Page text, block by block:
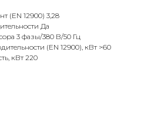
(EN 12900) 3,28
Да
3 фазы/380 В/50 Гц
(EN 12900), кВт >60
кВт 220